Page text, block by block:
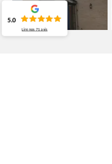
5.0
Lire nos71 avis